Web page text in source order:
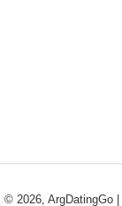
© 2026, ArgDatingGo |